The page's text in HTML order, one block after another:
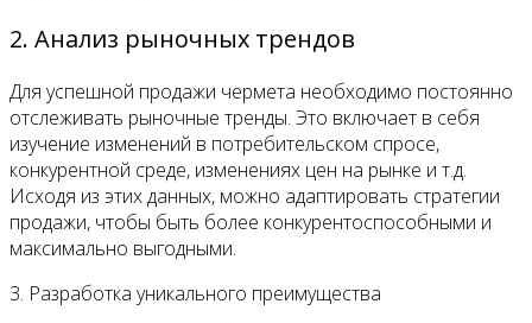
2. Анализ рыночных трендов
Для успешной продажи чермета необходимо постоянно
отслеживать рыночные тренды. Это включает в себя
изучение изменений в потребительском спросе,
конкурентной среде, изменениях цен на рынке и т.д.
Исходя из этих данных, можно адаптировать стратегии
продажи, чтобы быть более конкурентоспособными и
максимально выгодными.
3. Разработка уникального преимущества